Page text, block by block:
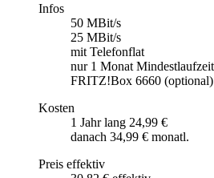
Infos
50 MBit/s
25 MBit/s
mit Telefonflat
nur 1 Monat Mindestlaufzeit
FRITZ!Box 6660
Kosten
1 Jahr lang 24,99 €
danach 34,99 € monatl.
Preis effektiv